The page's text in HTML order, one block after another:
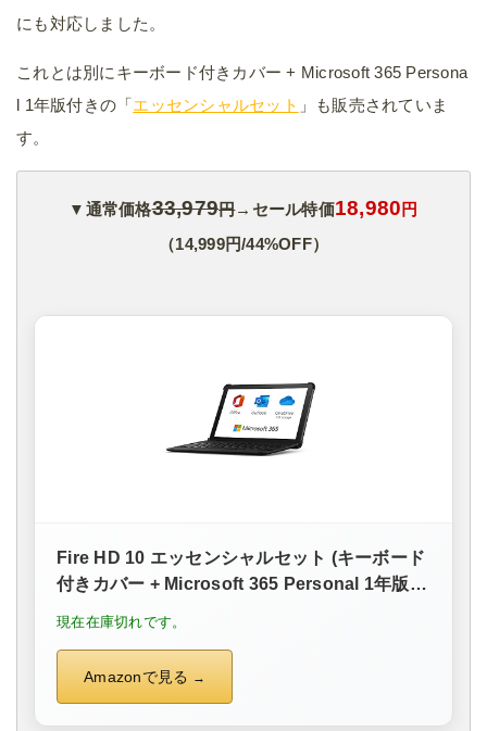
にも対応しました。
これとは別にキーボード付きカバー + Microsoft 365 Persona
l 1年版付きの「エッセンシャルセット 」も販売されていま
す。
▼通常価格33,979円→セール特価18,980 円
（14,999円/44%OFF）
Fire HD 10 エッセンシャルセット (キーボード
付きカバー + Microsoft 365 Personal 1年版)
現在在庫切れです。
Amazonで見る